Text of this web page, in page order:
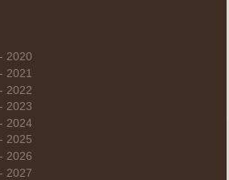
2020
2021
2022
2023
2024
2025
2026
2027